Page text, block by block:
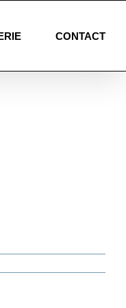
CONTACT